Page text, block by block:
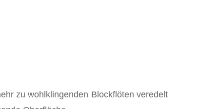
zu wohlklingenden Blockflöten veredelt